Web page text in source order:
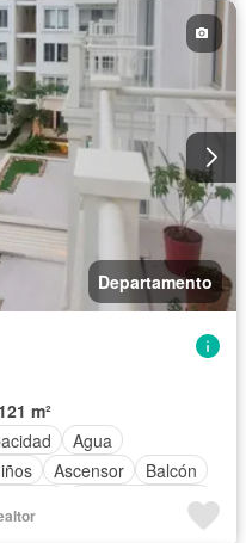
Departamento
121 m²
Agua
Ascensor
Balcón
Estacionamiento
Jardín